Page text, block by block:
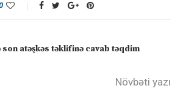
atəşkəs təklifinə cavab təqdim
Növbəti yazı